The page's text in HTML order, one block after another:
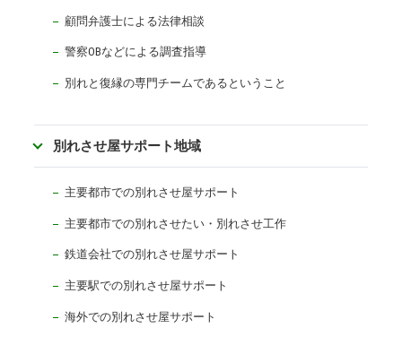
顧問弁護士による法律相談
警察OBなどによる調査指導
別れと復縁の専門チームであるということ
別れさせ屋サポート地域
主要都市での別れさせ屋サポート
主要都市での別れさせたい・別れさせ工作
鉄道会社での別れさせ屋サポート
主要駅での別れさせ屋サポート
海外での別れさせ屋サポート